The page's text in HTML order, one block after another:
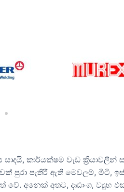
කාර්යක්ෂම වැඩ ක්‍රියාවලීන්
පුරා පැතිරී ඇති මෙවලම්, මිටි,
අනෙක් අතට, දෘඪාංග, ව්‍යුහ